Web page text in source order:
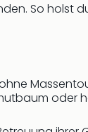
So holst
oder